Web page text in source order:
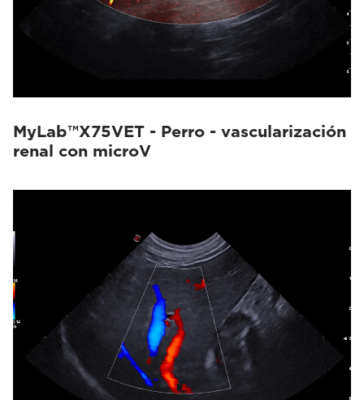
MyLab™X75VET - Perro - vascularización
renal con microV